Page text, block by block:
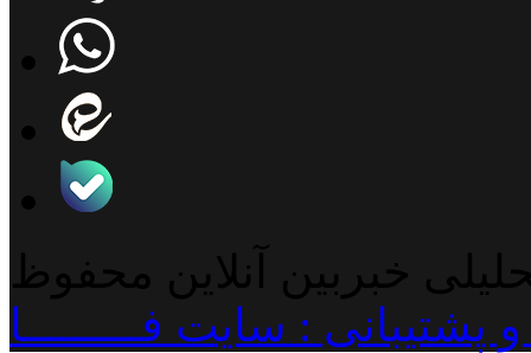
خبربین آنلاین محفوظ
: سایت فـــــــــا